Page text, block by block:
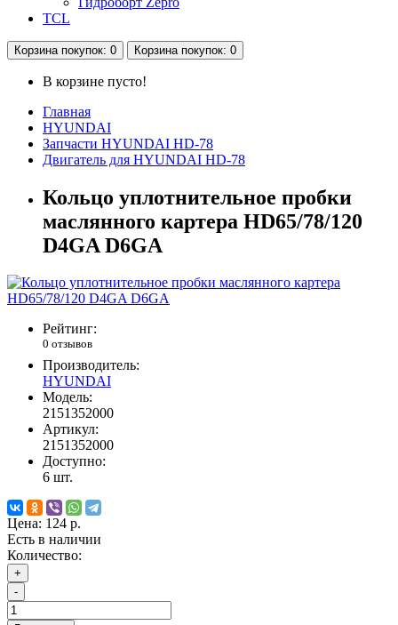
TCL
Корзина покупок: 0 Корзина покупок: 0
В корзине пусто!
Главная
HYUNDAI
Запчасти HYUNDAI HD-78
Двигатель для HYUNDAI HD-78
Кольцо уплотнительное пробки
маслянного картера HD65/78/120
D4GA D6GA
Рейтинг:
0 отзывов
Производитель:
HYUNDAI
Модель:
2151352000
Артикул:
2151352000
Доступно:
6 шт.
Цена: 124 р.
Есть в наличии
Количество:
+
-